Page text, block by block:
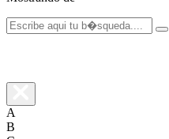
A
B